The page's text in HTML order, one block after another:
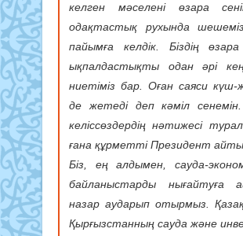
келген мәселені өзара
одақтастық рухында
пайымға келдік. Біздің
ықпалдастықты одан әрі
ниетіміз бар. Оған саяси күш-
де жетеді деп кәміл сенемін.
келіссөздердің нәтижесі
ғана құрметті Президент
Біз, ең алдымен, сауда-
байланыстарды нығайтуға
назар аударып отырмыз.
Қырғызстанның сауда және